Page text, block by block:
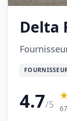
Delta
4.7/5